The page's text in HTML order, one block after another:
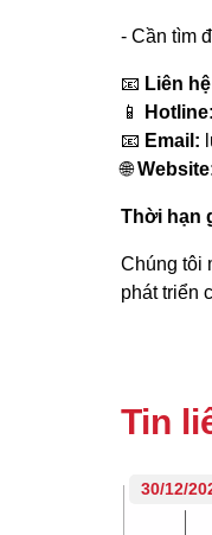
- Cần tìm
📧 Liên
📱
Hotline:
📧 Email:
🌐
Thời hạn
Chúng tôi
phát triển
Tin
30/12/